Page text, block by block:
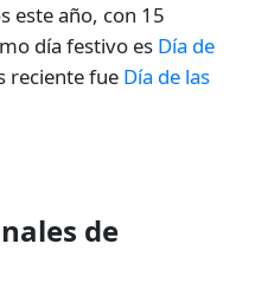
este año, con 15
día festivo es Día de
reciente fue Día de las
de